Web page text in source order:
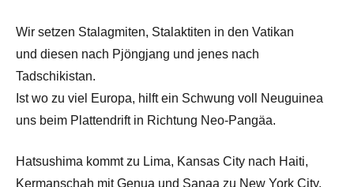
Wir setzen Stalagmiten, Stalaktiten in den Vatikan
und diesen nach Pjöngjang und jenes nach
Tadschikistan.
Ist wo zu viel Europa, hilft ein Schwung voll Neuguinea
uns beim Plattendrift in Richtung Neo-Pangäa.
Hatsushima kommt zu Lima, Kansas City nach Haiti,
Kermanschah mit Genua und Sanaa zu New York City,